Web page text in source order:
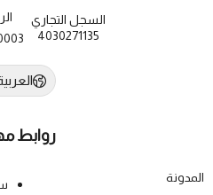
السجل التجاري
4030271135
روابط
المدونة